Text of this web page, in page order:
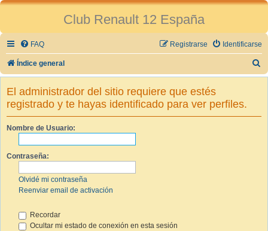
Club Renault 12 España
FAQ Identificarse
Registrarse
Índice general
u
El administrador del sitio requiere que estés
registrado y te hayas identificado para ver perfiles.
Nombre de Usuario:
Contraseña:
Olvidé mi contraseña
Reenviar email de activación
Recordar
Ocultar mi estado de conexión en esta sesión